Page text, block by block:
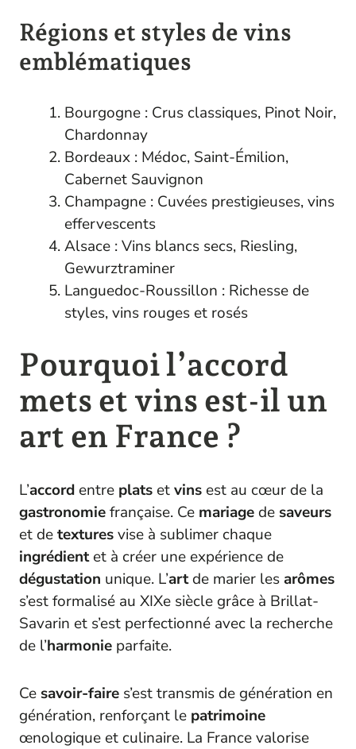
Régions et styles de vins
emblématiques
Bourgogne : Crus classiques, Pinot Noir,
Chardonnay
Bordeaux : Médoc, Saint-Émilion,
Cabernet Sauvignon
Champagne : Cuvées prestigieuses, vins
effervescents
Alsace : Vins blancs secs, Riesling,
Gewurztraminer
Languedoc-Roussillon : Richesse de
styles, vins rouges et rosés
Pourquoi l’accord
mets et vins est-il un
art en France ?
L’accord entre plats etvins est au cœur de la
gastronomiefrançaise. Ce mariage de saveurs
et detexturesvise à sublimer chaque
ingrédientet à créer une expérience de
dégustation unique. L’artde marier lesarômes
s’est formalisé au XIXe siècle grâce à Brillat-
Savarin et s’est perfectionné avec la recherche
de l’harmonie parfaite.
Ce savoir-faire s’est transmis de génération en
génération, renforçant le patrimoine
œnologique et culinaire. La France valorise